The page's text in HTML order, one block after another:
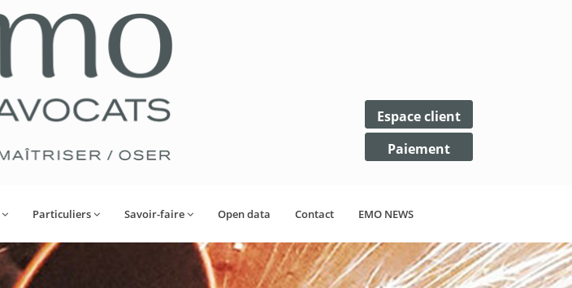
Espace client
Paiement
Particuliers Savoir-faire Open data Contact EMO NEWS